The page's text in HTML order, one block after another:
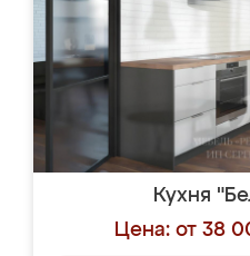
Кухня
Цена: от 38